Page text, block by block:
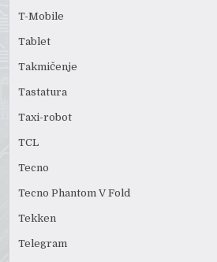
T-Mobile
Tablet
Takmičenje
Tastatura
Taxi-robot
TCL
Tecno
Tecno Phantom V Fold
Tekken
Telegram